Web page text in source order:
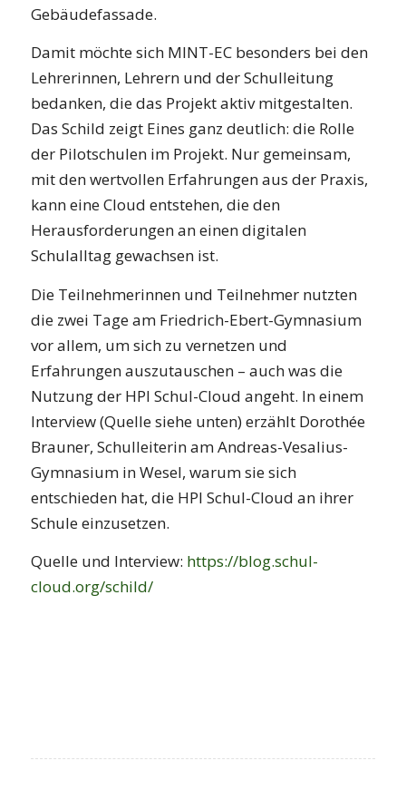
Gebäudefassade.
Damit möchte sich MINT-EC besonders bei den
Lehrerinnen, Lehrern und der Schulleitung
bedanken, die das Projekt aktiv mitgestalten.
Das Schild zeigt Eines ganz deutlich: die Rolle
der Pilotschulen im Projekt. Nur gemeinsam,
mit den wertvollen Erfahrungen aus der Praxis,
kann eine Cloud entstehen, die den
Herausforderungen an einen digitalen
Schulalltag gewachsen ist.
Die Teilnehmerinnen und Teilnehmer nutzten
die zwei Tage am Friedrich-Ebert-Gymnasium
vor allem, um sich zu vernetzen und
Erfahrungen auszutauschen – auch was die
Nutzung der HPI Schul-Cloud angeht. In einem
Interview (Quelle siehe unten) erzählt Dorothée
Brauner, Schulleiterin am Andreas-Vesalius-
Gymnasium in Wesel, warum sie sich
entschieden hat, die HPI Schul-Cloud an ihrer
Schule einzusetzen.
Quelle und Interview: https://blog.schul-
cloud.org/schild/